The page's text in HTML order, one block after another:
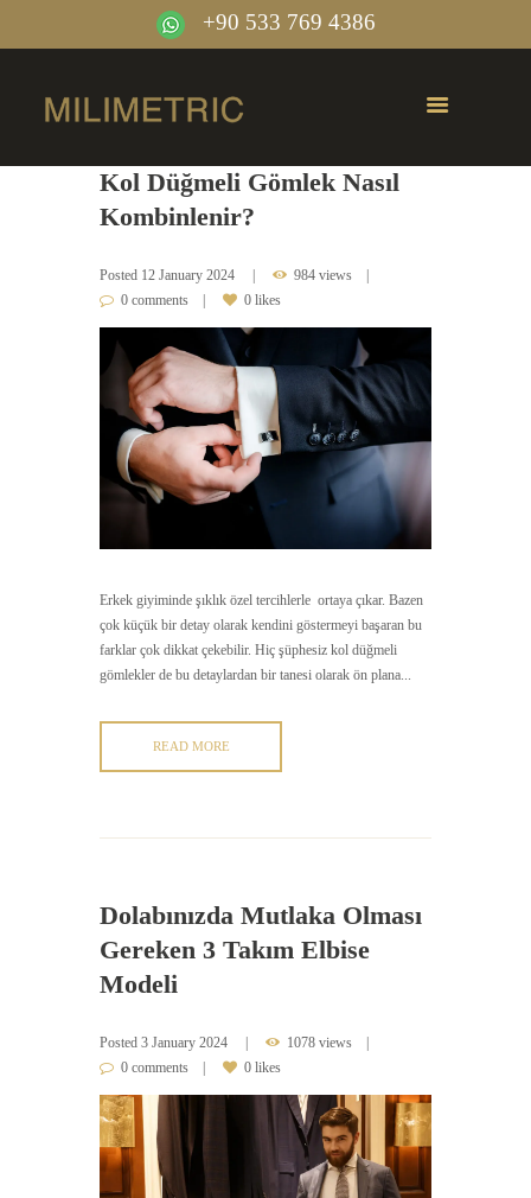
+90 533 769 4386
Kol Düğmeli Gömlek Nasıl
Kombinlenir?
Posted 12 January 2024
984 views
0 comments
0 likes
Erkek giyiminde şıklık özel tercihlerle ortaya çıkar. Bazen
çok küçük bir detay olarak kendini göstermeyi başaran bu
farklar çok dikkat çekebilir. Hiç şüphesiz kol düğmeli
gömlekler de bu detaylardan bir tanesi olarak ön plana...
READ MORE
Dolabınızda Mutlaka Olması
Gereken 3 Takım Elbise
Modeli
Posted 3 January 2024
1078 views
0 comments
0 likes